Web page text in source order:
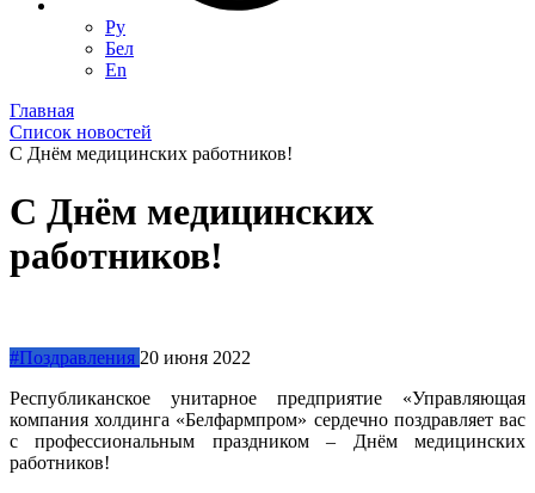
Ру
Бел
En
Главная
Список новостей
С Днём медицинских работников!
С Днём медицинских
работников!
#Поздравления 20 июня 2022
Республиканское унитарное предприятие «Управляющая
компания холдинга «Белфармпром» сердечно поздравляет вас
с профессиональным праздником – Днём медицинских
работников!